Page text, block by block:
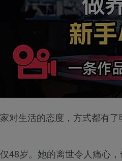
对生活的态度，方式都有
48岁。她的离世令人痛心